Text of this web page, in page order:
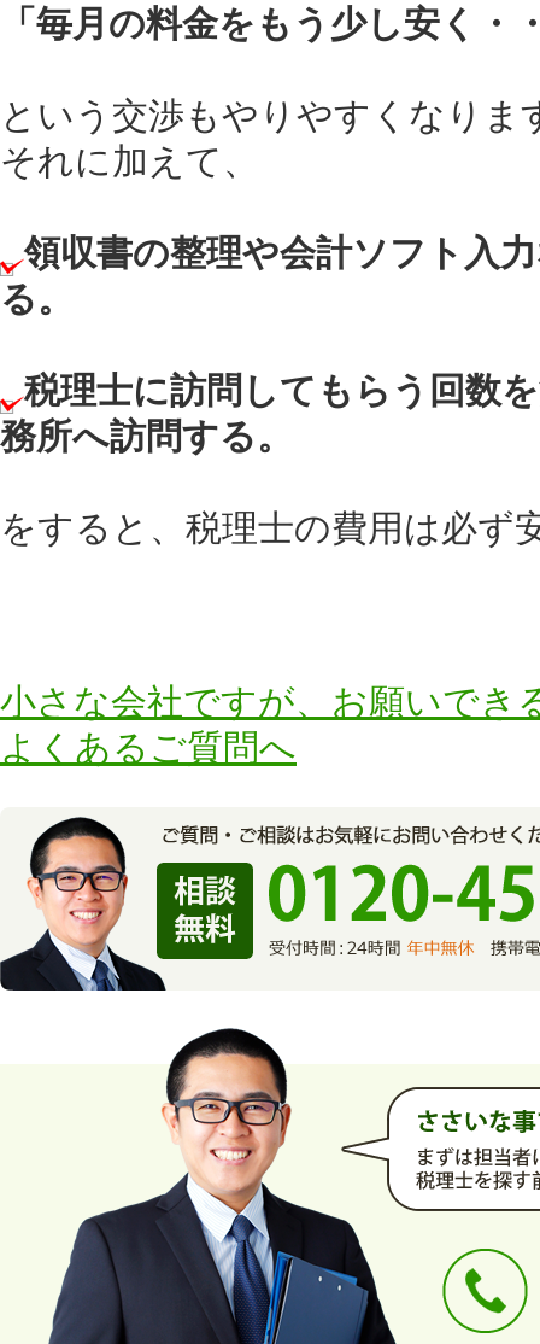
「毎月の料金をもう少し安く・
という交渉もやりやすくなりま
それに加えて、
領収書の整理や会計ソフト入
る。
税理士に訪問してもらう回数
務所へ訪問する。
をすると、税理士の費用は必ず
小さな会社ですが、お願いでき
よくあるご質問へ